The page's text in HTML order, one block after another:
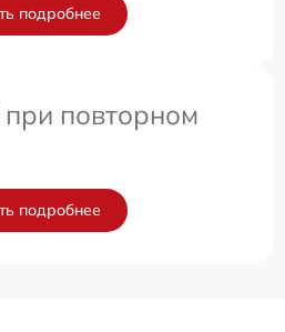
подробнее
повторном
подробнее